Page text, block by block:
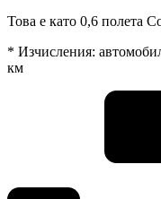
Това е като 0,6 полета
* Изчисления:
км